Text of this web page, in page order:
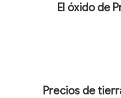
El óxido de
Precios de